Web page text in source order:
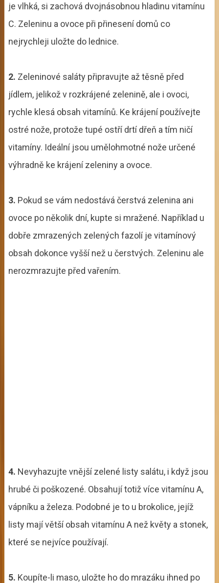
je vlhká, si zachová dvojnásobnou hladinu vitamínu
C. Zeleninu a ovoce při přinesení domů co
nejrychleji uložte do lednice.
2. Zeleninové saláty připravujte až těsně před
jídlem, jelikož v rozkrájené zelenině, ale i ovoci,
rychle klesá obsah vitamínů. Ke krájení používejte
ostré nože, protože tupé ostří drtí dřeň a tím ničí
vitamíny. Ideální jsou umělohmotné nože určené
výhradně ke krájení zeleniny a ovoce.
3. Pokud se vám nedostává čerstvá zelenina ani
ovoce po několik dní, kupte si mražené. Například u
dobře zmrazených zelených fazolí je vitamínový
obsah dokonce vyšší než u čerstvých. Zeleninu ale
nerozmrazujte před vařením.
4. Nevyhazujte vnější zelené listy salátu, i když jsou
hrubé či poškozené. Obsahují totiž více vitamínu A,
vápníku a železa. Podobné je to u brokolice, jejíž
listy mají větší obsah vitamínu A než květy a stonek,
které se nejvíce používají.
5. Koupíte-li maso, uložte ho do mrazáku ihned po